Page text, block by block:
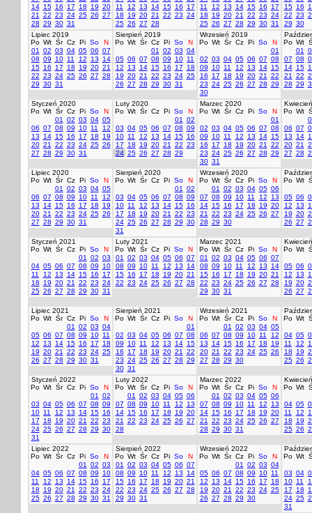
14 15 16 17 18 19 20
21
22 23 24 25 26 27
28 29 30 31
11
12 13 14 15 16
17
18
19 20 21 22 23 24
25 26 27 28
11
12 13 14 15 16
17
18
19 20 21 22 23 24
25 26 27 28 29 30 31
15 16
22 23
29 30
Lipiec 2019
Po Wt Śr Cz Pi So
N
01
02 03 04 05 06 07
08 09 10 11 12 13
14
15 16 17 18 19 20 21
22 23 24 25 26 27 28
29 30 31
Sierpień 2019
Po Wt Śr Cz Pi So
N
01
02 03 04
05 06 07 08 09 10 11
12
13 14 15 16 17
18
19 20 21 22 23 24 25
26 27 28 29 30 31
Wrzesień 2019
Po Wt Śr Cz Pi So
N
01
02 03 04 05 06 07 08
09
10 11 12 13 14 15
16
17 18 19 20 21
22
23 24 25 26 27 28 29
30
Po Wt
01
07 08
14 15
21
22
28 29
Styczeń 2020
Po Wt Śr Cz Pi So
N
01
02 03 04 05
06 07 08 09 10 11
12
13
14 15 16 17 18
19
20 21 22 23 24 25 26
27 28 29 30 31
Luty 2020
Po Wt Śr Cz Pi So
N
01
02
03 04 05 06 07 08 09
10 11 12 13 14 15 16
17
18 19 20 21 22 23
24 25 26 27 28 29
Marzec 2020
Po Wt Śr Cz Pi So
N
01
02 03 04 05 06 07 08
09
10 11 12 13 14 15
16
17 18 19 20 21
22
23 24 25 26 27 28 29
30 31
Po Wt
06 07
13
14
20 21
27 28
Lipiec 2020
Po Wt Śr Cz Pi So
N
01
02 03 04 05
06 07 08 09 10 11
12
13
14 15 16 17 18
19
20 21 22 23 24 25 26
27 28 29 30 31
Sierpień 2020
Po Wt Śr Cz Pi So
N
01
02
03 04 05 06 07 08 09
10 11 12 13 14 15 16
17
18 19 20 21 22 23
24 25 26 27 28 29 30
31
Wrzesień 2020
Po Wt Śr Cz Pi So
N
01
02 03 04 05 06
07 08 09 10 11 12
13
14 15 16 17 18 19 20
21
22 23 24 25 26 27
28 29 30
Po Wt
05 06
12
13
19 20
26 27
Styczeń 2021
Po Wt Śr Cz Pi So
N
01
02 03
04 05 06 07 08 09
10
11
12 13 14 15 16
17
18
19 20 21 22 23 24
25 26 27 28 29 30 31
Luty 2021
Po Wt Śr Cz Pi So
N
01
02 03 04 05 06 07
08 09 10 11 12 13
14
15 16 17 18 19 20 21
22 23 24 25 26 27 28
Marzec 2021
Po Wt Śr Cz Pi So
N
01
02 03 04 05 06 07
08 09 10 11 12 13
14
15 16 17 18 19 20 21
22 23 24 25 26 27 28
29 30 31
Po Wt
05 06
12
13
19 20
26 27
Lipiec 2021
Po Wt Śr Cz Pi So
N
01
02 03 04
05 06 07 08 09 10 11
12
13 14 15 16 17
18
19 20 21 22 23 24 25
26 27 28 29 30 31
Sierpień 2021
Po Wt Śr Cz Pi So
N
01
02 03 04 05 06 07 08
09
10 11 12 13 14 15
16
17 18 19 20 21
22
23 24 25 26 27 28 29
30 31
Wrzesień 2021
Po Wt Śr Cz Pi So
N
01
02 03 04 05
06 07 08 09 10 11
12
13
14 15 16 17 18
19
20 21 22 23 24 25 26
27 28 29 30
Po Wt
04 05
11
12
18
19
25 26
Styczeń 2022
Po Wt Śr Cz Pi So
N
01
02
03 04 05 06 07 08 09
10 11 12 13 14 15 16
17
18 19 20 21 22 23
24 25 26 27 28 29 30
31
Luty 2022
Po Wt Śr Cz Pi So
N
01
02 03 04 05 06
07 08 09 10 11 12
13
14 15 16 17 18 19 20
21
22 23 24 25 26 27
28
Marzec 2022
Po Wt Śr Cz Pi So
N
01
02 03 04 05 06
07 08 09 10 11 12
13
14 15 16 17 18 19 20
21
22 23 24 25 26 27
28 29 30 31
Po Wt
04 05
11
12
18
19
25 26
Lipiec 2022
Po Wt Śr Cz Pi So
N
01
02 03
04 05 06 07 08 09
10
11
12 13 14 15 16
17
18
19 20 21 22 23 24
25 26 27 28 29 30 31
Sierpień 2022
Po Wt Śr Cz Pi So
N
01
02 03 04 05 06 07
08 09 10 11 12 13
14
15 16 17 18 19 20 21
22 23 24 25 26 27 28
29 30 31
Wrzesień 2022
Po Wt Śr Cz Pi So
N
01
02 03 04
05 06 07 08 09 10 11
12
13 14 15 16 17
18
19 20 21 22 23 24 25
26 27 28 29 30
Po Wt
03 04
10 11
17
18
24 25
31